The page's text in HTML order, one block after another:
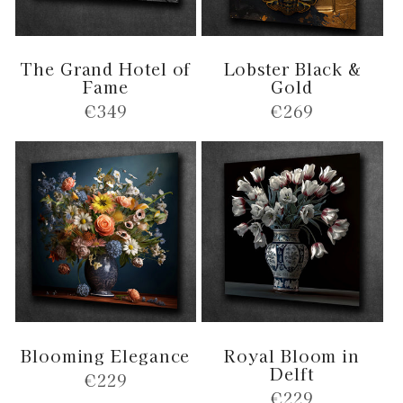
The Grand Hotel of
Fame
Normale
€349
Lobster Black &
Gold
Normale
€269
Blooming Elegance
Normale
€229
Royal Bloom in
Delft
Normale
€229